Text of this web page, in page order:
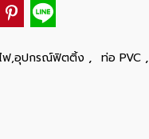
ฟ,อุปกรณ์ฟิตติ้ง , ท่อ PVC ,